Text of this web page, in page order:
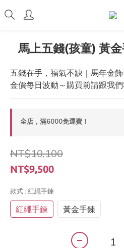
馬上五錢(孩童) 黃
五錢在手，福氣不缺｜馬年金飾
金價每日波動～購買前請跟我們
全店，滿6000免運費！
NT$10,100
NT$9,500
款式 : 紅繩手鍊
紅繩手鍊 黃金手鍊